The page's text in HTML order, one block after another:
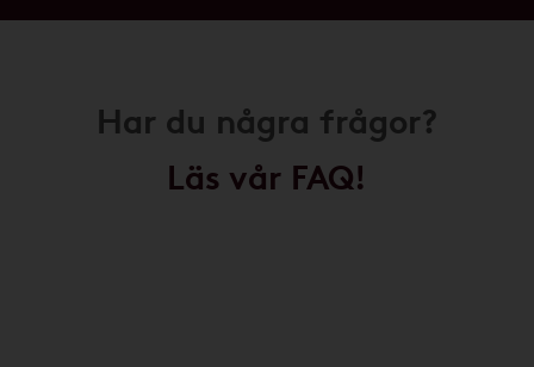
Har du några frågor?
Läs vår FAQ!